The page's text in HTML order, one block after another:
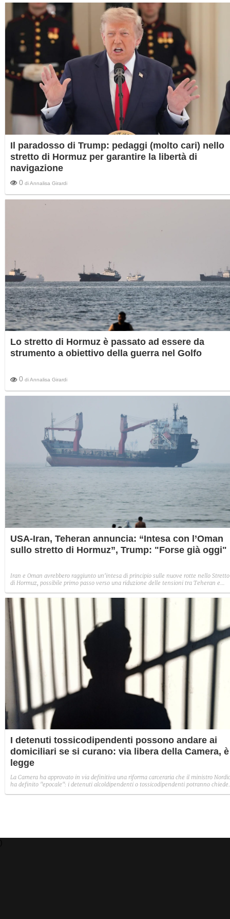
dell'ad Ciucci: "La società Stretto di Messina ha operato e opera nel pieno rispetto
norme".
Il paradosso di Trump: pedaggi (molto cari) nello
stretto di Hormuz per garantire la libertà di
navigazione
0 diAnnalisa Girardi
Lo stretto di Hormuz è passato ad essere da
strumento a obiettivo della guerra nel Golfo
0 diAnnalisa Girardi
USA-Iran, Teheran annuncia: “Intesa con l’Oman
sullo stretto di Hormuz”, Trump: "Forse già oggi"
Iran e Oman avrebbero raggiunto un'intesa di principio sulle nuove rotte nello Stretto
di Hormuz, possibile primo passo verso una riduzione delle tensioni tra Teheran e
dialogo e nuove minacce contro la Repubblica islamica: "Aprirà molto presto oppure
subiranno un colpo durissimo"
I detenuti tossicodipendenti possono andare ai
domiciliari se si curano: via libera della Camera, è
legge
La Camera ha approvato in via definitiva una riforma carceraria che il ministro
ha definito "epocale": i detenuti alcoldipendenti o tossicodipendenti potranno